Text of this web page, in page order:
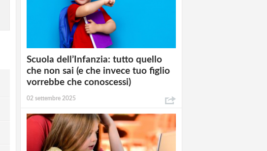
Scuola dell’Infanzia: tutto quello
che non sai (e che invece tuo figlio
vorrebbe che conoscessi)
02 settembre 2025